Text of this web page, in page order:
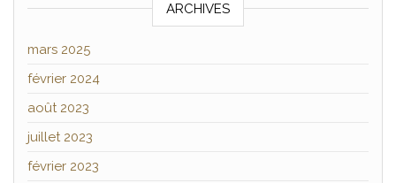
ARCHIVES
mars 2025
février 2024
août 2023
juillet 2023
février 2023